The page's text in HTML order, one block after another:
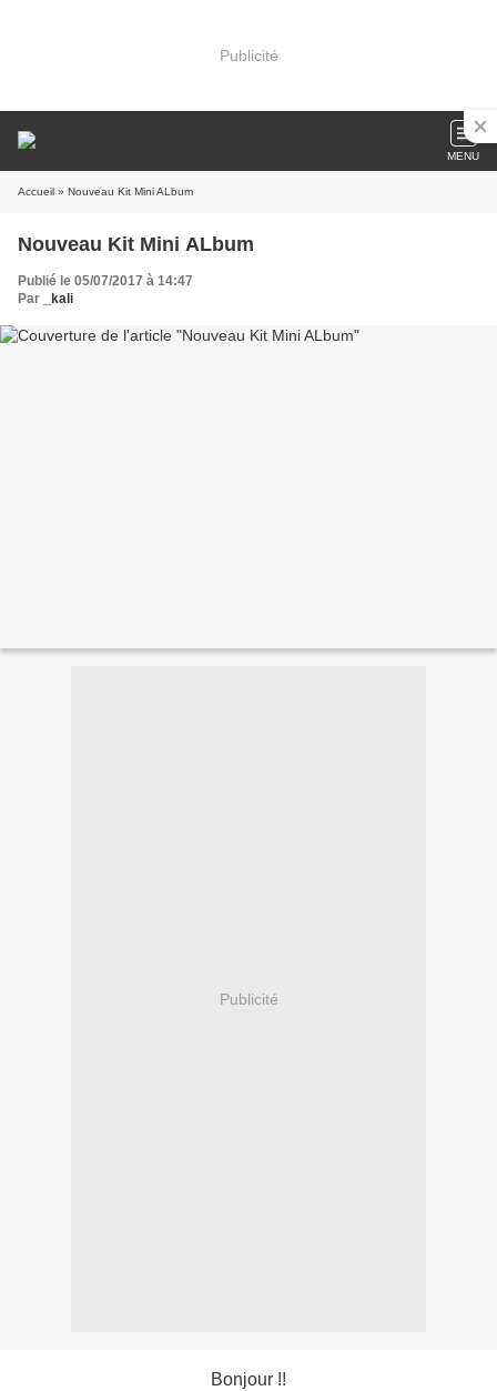
Publicité
MENU
Accueil » Nouveau Kit Mini ALbum
Nouveau Kit Mini ALbum
Publié le 05/07/2017 à 14:47
Par
_kali
Publicité
Bonjour !!